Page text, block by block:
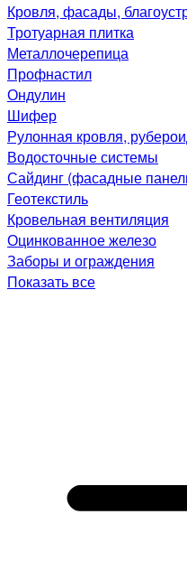
Кровля, фасады,
Тротуарная плитка
Металлочерепица
Профнастил
Ондулин
Шифер
Рулонная кровля,
Водосточные системы
Сайдинг (фасадные
Геотекстиль
Кровельная вентиляция
Оцинкованное железо
Заборы и ограждения
Показать все